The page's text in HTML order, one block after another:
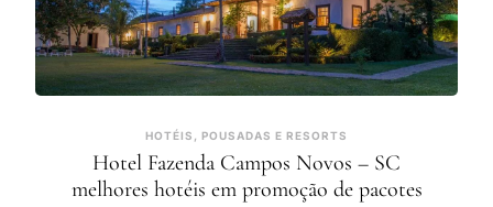
HOTÉIS, POUSADAS E RESORTS
Hotel Fazenda Campos Novos – SC
melhores hotéis em promoção de pacotes